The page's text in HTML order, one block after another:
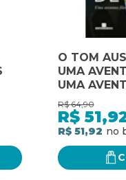
O TOM
UMA
UMA
R$ 64,90
R$
R$ 51,92